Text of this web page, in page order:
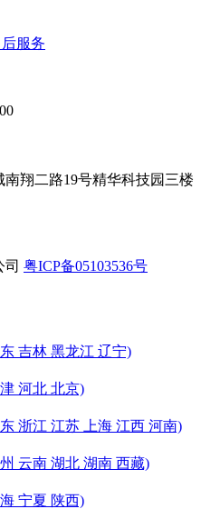
服务
南翔二路19号精华科技园三楼
粤ICP备05103536号
吉林 黑龙江 辽宁)
河北 北京)
浙江 江苏 上海 江西 河南)
云南 湖北 湖南 西藏)
宁夏 陕西)